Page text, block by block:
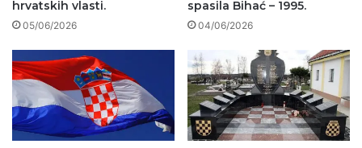
hrvatskih vlasti.
05/06/2026
spasila Bihać – 1995.
04/06/2026